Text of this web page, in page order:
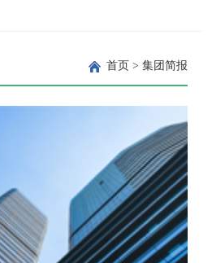
首页> 集团简报